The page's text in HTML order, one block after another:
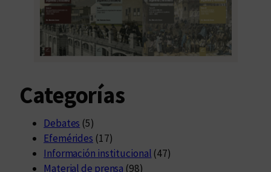
Categorías
Debates (5)
Efemérides (17)
Información institucional (47)
Material de prensa (98)